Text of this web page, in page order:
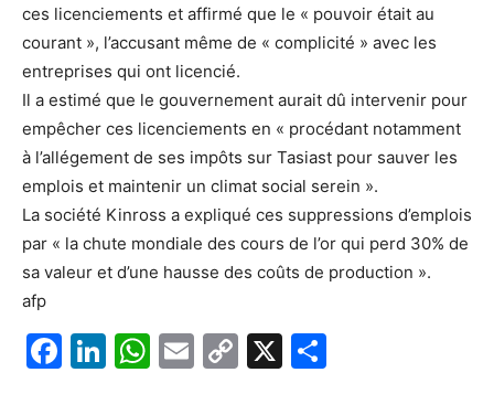
ces licenciements et affirmé que le « pouvoir était au
courant », l’accusant même de « complicité » avec les
entreprises qui ont licencié.
Il a estimé que le gouvernement aurait dû intervenir pour
empêcher ces licenciements en « procédant notamment
à l’allégement de ses impôts sur Tasiast pour sauver les
emplois et maintenir un climat social serein ».
La société Kinross a expliqué ces suppressions d’emplois
par « la chute mondiale des cours de l’or qui perd 30% de
sa valeur et d’une hausse des coûts de production ».
afp
F
Li W E
C
X